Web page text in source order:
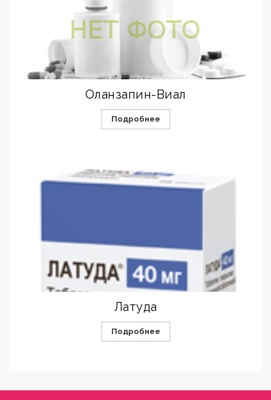
Оланзапин-Виал
Подробнее
Латуда
Подробнее